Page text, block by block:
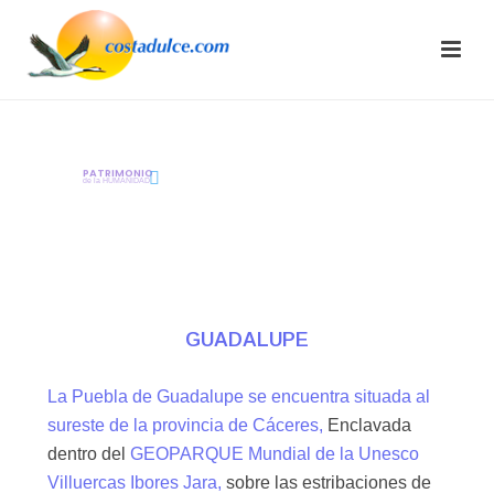
PATRIMONIO
de la HUMANIDAD
GUADALUPE
La Puebla de Guadalupe se encuentra situada al
sureste de la provincia de Cáceres, Enclavada
dentro del GEOPARQUE Mundial de la Unesco
Villuercas Ibores Jara, sobre las estribaciones de